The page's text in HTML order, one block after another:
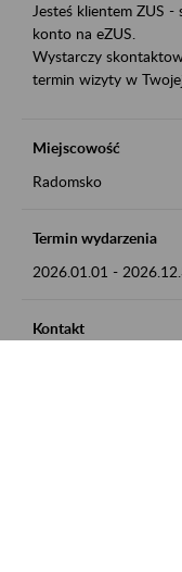
Jesteś klientem ZUS -
konto na eZUS.
Wystarczy
termin wizyty w
Miejscowość
Radomsko
Termin wydarzenia
2026.01.01 -
Kontakt